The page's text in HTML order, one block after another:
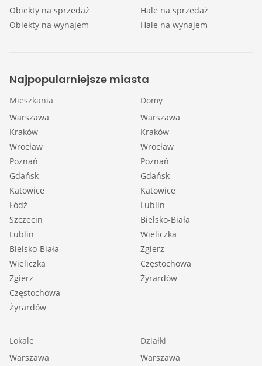
Obiekty na sprzedaż
Obiekty na wynajem
Hale na sprzedaż
Hale na wynajem
Najpopularniejsze miasta
Mieszkania
Warszawa
Kraków
Wrocław
Poznań
Gdańsk
Katowice
Łódź
Szczecin
Lublin
Bielsko-Biała
Wieliczka
Zgierz
Częstochowa
Żyrardów
Domy
Warszawa
Kraków
Wrocław
Poznań
Gdańsk
Katowice
Lublin
Bielsko-Biała
Wieliczka
Zgierz
Częstochowa
Żyrardów
Lokale
Warszawa
Działki
Warszawa